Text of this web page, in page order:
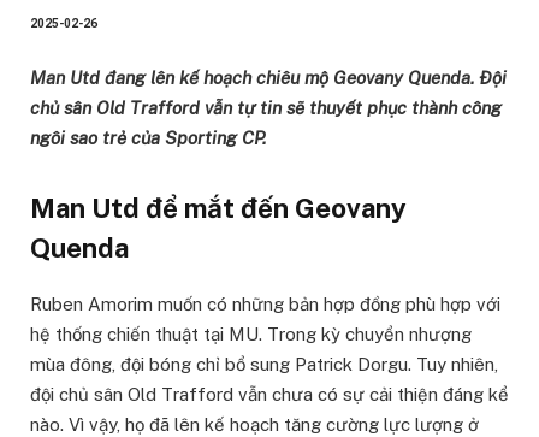
2025-02-26
Man Utd đang lên kế hoạch chiêu mộ Geovany Quenda. Đội
chủ sân Old Trafford vẫn tự tin sẽ thuyết phục thành công
ngôi sao trẻ của Sporting CP.
Man Utd để mắt đến Geovany
Quenda
Ruben Amorim muốn có những bản hợp đồng phù hợp với
hệ thống chiến thuật tại MU. Trong kỳ chuyển nhượng
mùa đông, đội bóng chỉ bổ sung Patrick Dorgu. Tuy nhiên,
đội chủ sân Old Trafford vẫn chưa có sự cải thiện đáng kể
nào. Vì vậy, họ đã lên kế hoạch tăng cường lực lượng ở